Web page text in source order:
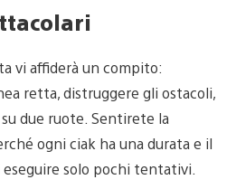
vi affiderà un compito:
retta, distruggere gli ostacoli,
due ruote. Sentirete la
ogni ciak ha una durata e il
solo pochi tentativi.